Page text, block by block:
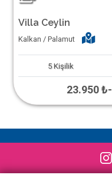
Villa Ceylin
Kalkan / Palamut
5 Kişilik
23.950 ₺-